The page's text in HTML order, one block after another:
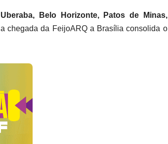
Belo Horizonte, Patos de Minas,
chegada da FeijoARQ a Brasília consolida o